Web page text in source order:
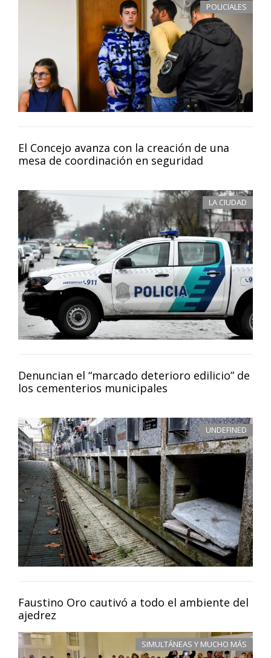
POLICIALES
El Concejo avanza con la creación de una
mesa de coordinación en seguridad
LA CIUDAD
Denuncian el “marcado deterioro edilicio” de
los cementerios municipales
UNDEFINED
Faustino Oro cautivó a todo el ambiente del
ajedrez
SIMULTÁNEAS Y MUCHO MÁS